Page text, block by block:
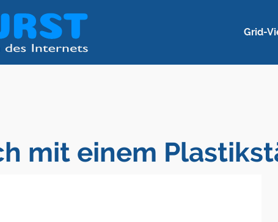
Grid-
mit einem